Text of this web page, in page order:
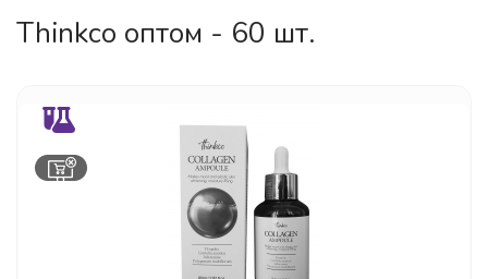
Thinkco оптом - 60 шт.